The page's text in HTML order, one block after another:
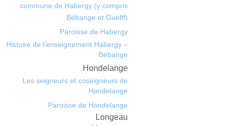
commune de Habergy (y compris
Bébange et Guelff)
Paroisse de Habergy
Histoire de l’enseignement Habergy –
Bébange
Hondelange
Les seigneurs et coseigneurs de
Hondelange
Paroisse de Hondelange
Longeau